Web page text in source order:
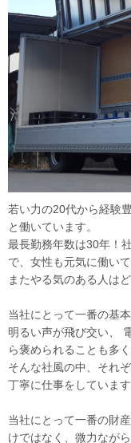
若い力の20代から経験
と働いています。
最長勤務年数は30年！
で、女性も元気に働いて
またやる気のある人は
当社にとって一番の基
明るい声が飛び交い、
ら褒められることも多く
そんな社風の中、それ
丁寧に仕事をしています
当社にとって一番の財
けではなく、微力なが